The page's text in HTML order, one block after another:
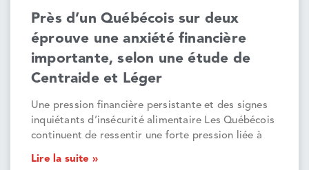
Près d’un Québécois sur deux
éprouve une anxiété financière
importante, selon une étude de
Centraide et Léger
Une pression financière persistante et des signes
inquiétants d’insécurité alimentaire Les Québécois
continuent de ressentir une forte pression liée à
Lire la suite »